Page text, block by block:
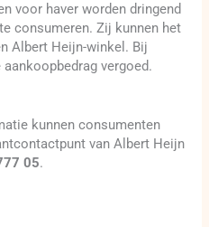
voor haver worden dringend
consumeren. Zij kunnen het
Albert Heijn-winkel. Bij
vergoed.
kunnen consumenten
van Albert Heijn
05.